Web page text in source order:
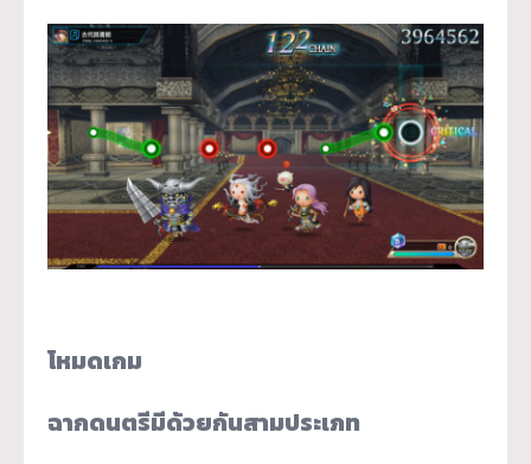
โหมดเกม
ฉากดนตรีมีด้วยกันสามประเภท